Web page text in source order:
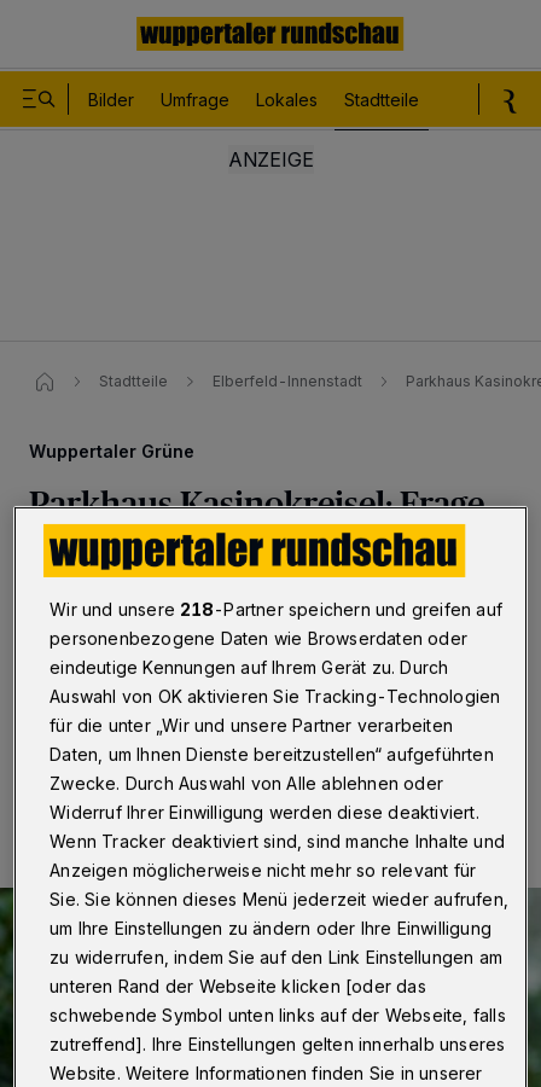
Bilder Umfrage Lokales Stadtteile
Stadtteile Elberfeld-Innenstadt Parkhaus
Wuppertaler Grüne
Parkhaus Kasinokreisel: Frage
nach „Plan B“
Wuppertal·Die Wuppertaler Grünen wollen vom
Gebäudemanagement wissen, wie der „Plan B“
aussieht, falls die europaweite Ausschreibung für den
Betrieb des Parkhauses am Kasinogarten scheitert.
03.08.2022 , 07:30 Uhr Eine Minute Lesezeit
Wir und unsere 218-Partner speichern und greifen auf
personenbezogene Daten wie Browserdaten oder
eindeutige Kennungen auf Ihrem Gerät zu. Durch
Auswahl von OK aktivieren Sie Tracking-Technologien
für die unter „Wir und unsere Partner verarbeiten
Daten, um Ihnen Dienste bereitzustellen“ aufgeführten
Zwecke. Durch Auswahl von Alle ablehnen oder
Widerruf Ihrer Einwilligung werden diese deaktiviert.
Wenn Tracker deaktiviert sind, sind manche Inhalte und
Anzeigen möglicherweise nicht mehr so relevant für
Sie. Sie können dieses Menü jederzeit wieder aufrufen,
um Ihre Einstellungen zu ändern oder Ihre Einwilligung
zu widerrufen, indem Sie auf den Link Einstellungen am
unteren Rand der Webseite klicken [oder das
schwebende Symbol unten links auf der Webseite, falls
zutreffend]. Ihre Einstellungen gelten innerhalb unseres
Website. Weitere Informationen finden Sie in unserer